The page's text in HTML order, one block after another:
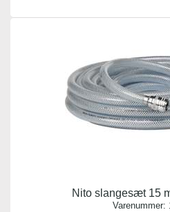
Nito slangesæt 15
Varenummer: